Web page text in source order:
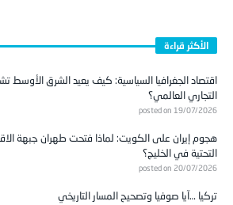
الأكثر قراءة
اقتصاد الجغرافيا السياسية: كيف يعيد الشرق الأوسط
التجاري العالمي؟
posted on 19/07/2026
هجوم إيران على الكويت: لماذا فتحت طهران جبهة
التحتية في الخليج؟
posted on 20/07/2026
تركيا …آيا صوفيا وتصحيح المسار التاريخي